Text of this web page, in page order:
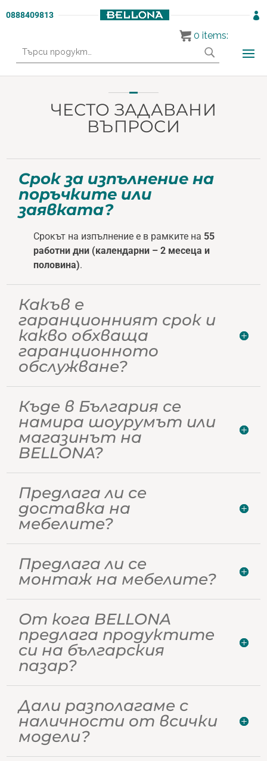
0888409813 
за:
ЧЕСТО ЗАДАВАНИ
ВЪПРОСИ
Срок за изпълнение на
поръчките или
заявката?
Срокът на изпълнение е в рамките на 55
работни дни (календарни – 2 месеца и
половина).
Какъв е
гаранционният срок и
какво обхваща
гаранционното
обслужване?
Къде в България се
намира шоурумът или
магазинът на
BELLONA?
Предлага ли се
доставка на
мебелите?
Предлага ли се
монтаж на мебелите?
От кога BELLONA
предлага продуктите
си на българския
пазар?
Дали разполагаме с
наличности от всички
модели?
0 items: